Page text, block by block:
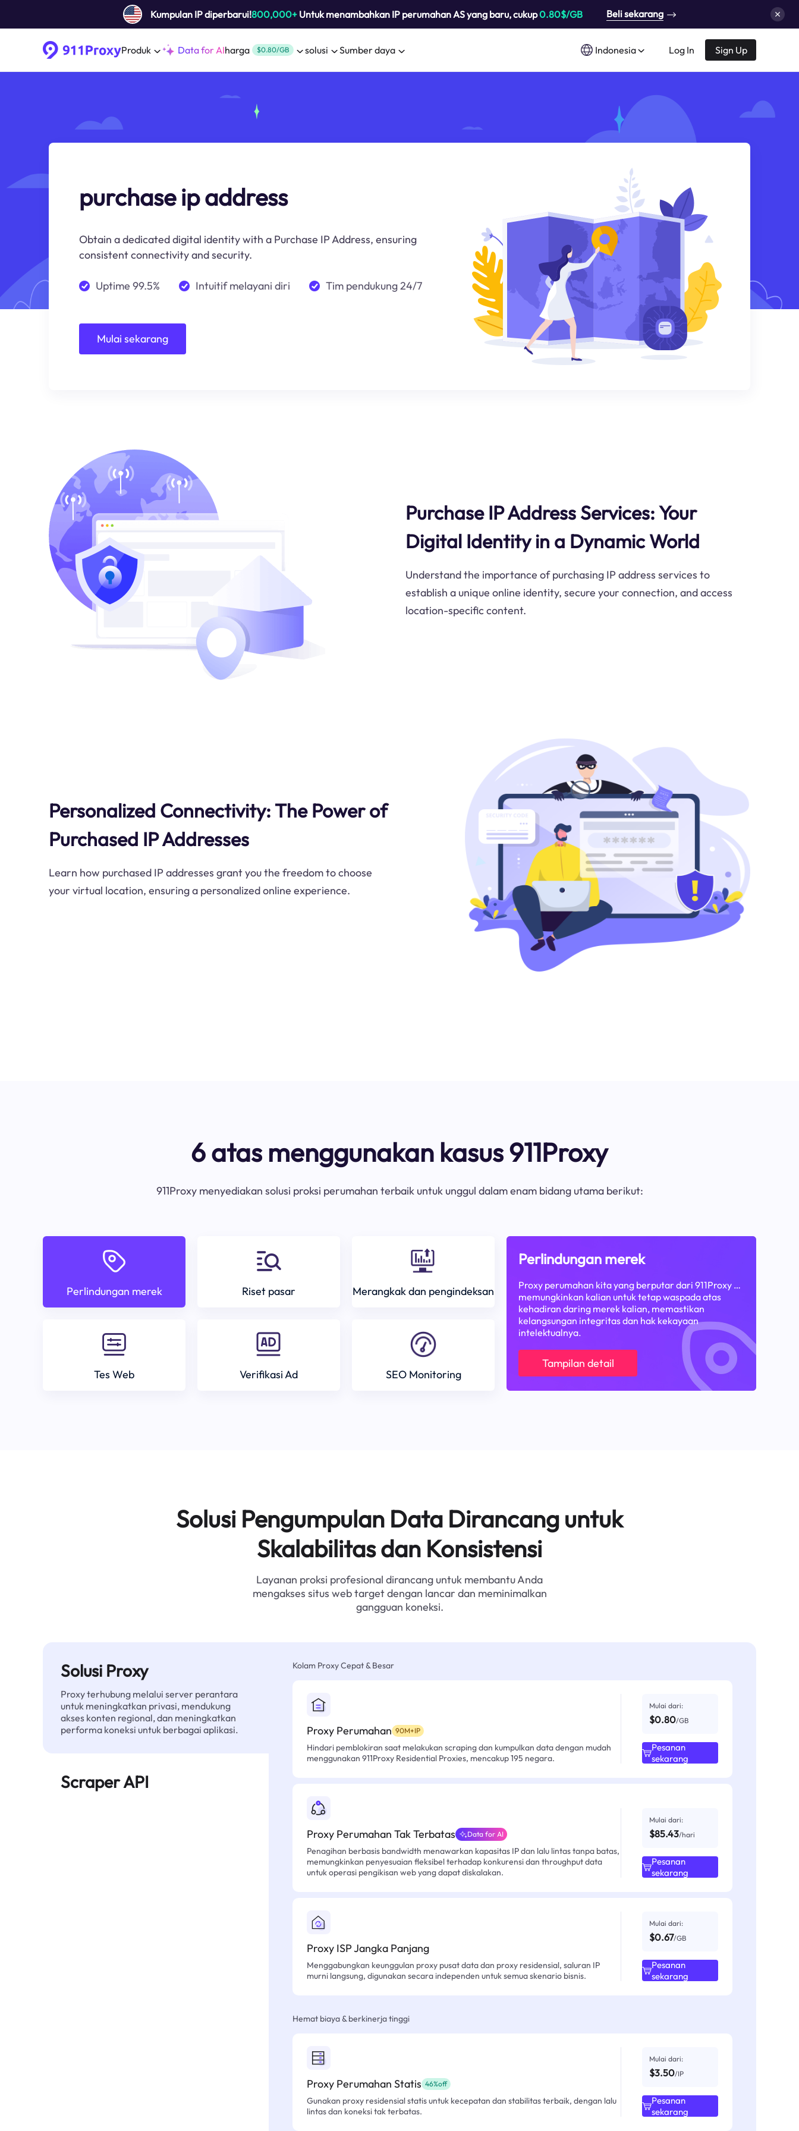
Kumpulan IP diperbarui!800,000+Untuk menambahkan IP perumahan AS yang baru, cukup0.80$/GB Beli sekarang
Produk Data for AIharga $0.80/GB solusi Sumber daya Indonesia Log In Sign Up
purchase ip address
Obtain a dedicated digital identity with a Purchase IP Address, ensuring
consistent connectivity and security.
Uptime 99.5% Intuitif melayani diri Tim pendukung 24/7
Mulai sekarang
Purchase IP Address Services: Your
Digital Identity in a Dynamic World
Understand the importance of purchasing IP address services to
establish a unique online identity, secure your connection, and access
location-specific content.
Personalized Connectivity: The Power of
Purchased IP Addresses
Learn how purchased IP addresses grant you the freedom to choose
your virtual location, ensuring a personalized online experience.
6 atas menggunakan kasus 911Proxy
911Proxy menyediakan solusi proksi perumahan terbaik untuk unggul dalam enam bidang utama berikut:
Perlindungan merek Riset pasar Merangkak dan pengindeksan
Tes Web Verifikasi Ad SEO Monitoring
Perlindungan merek
Proxy perumahan kita yang berputar dari 911Proxy …
memungkinkan kalian untuk tetap waspada atas
kehadiran daring merek kalian, memastikan
kelangsungan integritas dan hak kekayaan
intelektualnya.
Tampilan detail
Solusi Pengumpulan Data Dirancang untuk
Skalabilitas dan Konsistensi
Layanan proksi profesional dirancang untuk membantu Anda
mengakses situs web target dengan lancar dan meminimalkan
gangguan koneksi.
Solusi Proxy
Proxy terhubung melalui server perantara
untuk meningkatkan privasi, mendukung
akses konten regional, dan meningkatkan
performa koneksi untuk berbagai aplikasi.
Scraper API
Kolam Proxy Cepat & Besar
Proxy Perumahan 90M+IP
Hindari pemblokiran saat melakukan scraping dan kumpulkan data dengan mudah
menggunakan 911Proxy Residential Proxies, mencakup 195 negara.
Mulai dari:
$0.80/GB
Pesanan
sekarang
Proxy Perumahan Tak Terbatas Data for AI
Penagihan berbasis bandwidth menawarkan kapasitas IP dan lalu lintas tanpa batas,
memungkinkan penyesuaian fleksibel terhadap konkurensi dan throughput data
untuk operasi pengikisan web yang dapat diskalakan.
Mulai dari:
$85.43/hari
Pesanan
sekarang
Proxy ISP Jangka Panjang
Menggabungkan keunggulan proxy pusat data dan proxy residensial, saluran IP
murni langsung, digunakan secara independen untuk semua skenario bisnis.
Mulai dari:
$0.67/GB
Pesanan
sekarang
Hemat biaya & berkinerja tinggi
Proxy Perumahan Statis 46%off
Gunakan proxy residensial statis untuk kecepatan dan stabilitas terbaik, dengan lalu
lintas dan koneksi tak terbatas.
Mulai dari:
$3.50/IP
Pesanan
sekarang